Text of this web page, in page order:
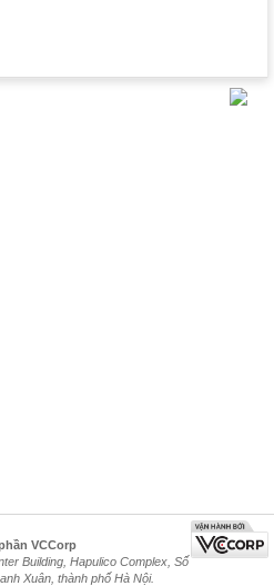
VCCorp
Building, Hapulico Complex, Số
Xuân, thành phố Hà Nội.